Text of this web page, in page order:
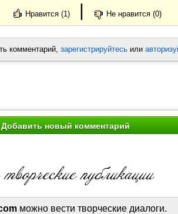
Нравится (1) | Не нравится (0)
комментарий, зарегистрируйтесь или
можно вести творческие диалоги.